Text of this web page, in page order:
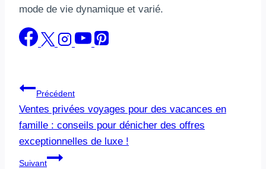
mode de vie dynamique et varié.
Navigation
de
l’article
Précédent
Ventes privées voyages pour des vacances en
famille : conseils pour dénicher des offres
exceptionnelles de luxe !
Suivant